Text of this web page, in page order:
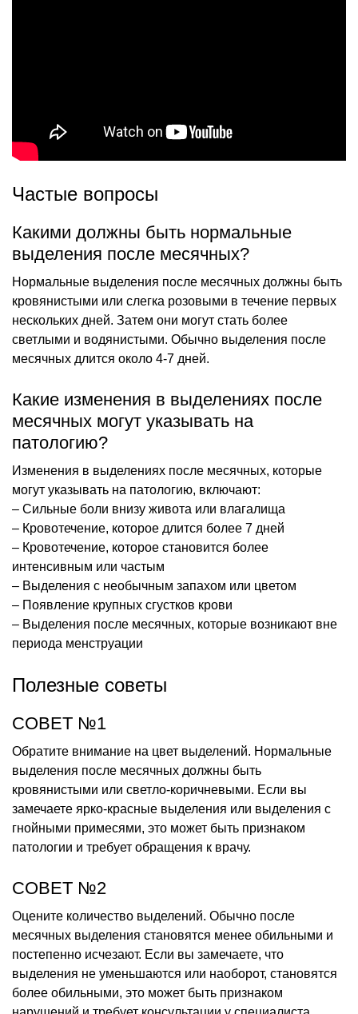
Частые вопросы
Какими должны быть нормальные
выделения после месячных?
Нормальные выделения после месячных должны быть
кровянистыми или слегка розовыми в течение первых
нескольких дней. Затем они могут стать более
светлыми и водянистыми. Обычно выделения после
месячных длится около 4-7 дней.
Какие изменения в выделениях после
месячных могут указывать на
патологию?
Изменения в выделениях после месячных, которые
могут указывать на патологию, включают:
– Сильные боли внизу живота или влагалища
– Кровотечение, которое длится более 7 дней
– Кровотечение, которое становится более
интенсивным или частым
– Выделения с необычным запахом или цветом
– Появление крупных сгустков крови
– Выделения после месячных, которые возникают вне
периода менструации
Полезные советы
СОВЕТ №1
Обратите внимание на цвет выделений. Нормальные
выделения после месячных должны быть
кровянистыми или светло-коричневыми. Если вы
замечаете ярко-красные выделения или выделения с
гнойными примесями, это может быть признаком
патологии и требует обращения к врачу.
СОВЕТ №2
Оцените количество выделений. Обычно после
месячных выделения становятся менее обильными и
постепенно исчезают. Если вы замечаете, что
выделения не уменьшаются или наоборот, становятся
более обильными, это может быть признаком